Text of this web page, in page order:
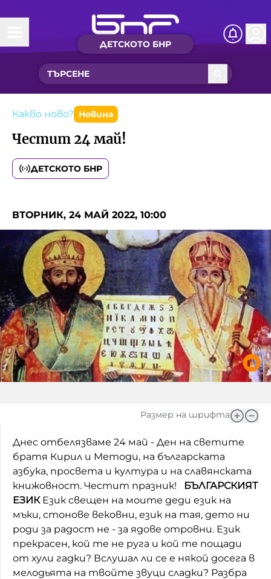
ДЕТСКОТО БНР
Начало
Какво ново?
Рубрики с вълшебства
Детско радио
Чуйте
Приказки
Песнички
Искри
Интересен архив
Нашите гости
Фантазирай
Приказки
История на изкуството
Музикална кутийка
Яйцето на света
Къщата
Златната ябълка
Непознатите думи
Като Айнщайн
Домашен любимец
Игри
Кои сме ние?
За вас, родители
БНР
БНР Новини
Какво ново? Новина
Честит 24 май!
ДЕТСКОТО БНР
ВТОРНИК, 24 МАЙ 2022, 10:00
Размер на шрифта
Днес отбелязваме 24 май - Ден на светите
братя Кирил и Методи, на българската
азбука, просвета и култура и на славянската
книжовност. Честит празник! БЪЛГАРСКИЯТ
ЕЗИКЕзик свещен на моите деди език на
мъки, стонове вековни, език на тая, дето ни
роди за радост не - за ядове отровни. Език
прекрасен, кой те не руга и кой те пощади
от хули гадки? Вслушал ли се е някой досега в
мелодьята на твойте звуци сладки? Разбра